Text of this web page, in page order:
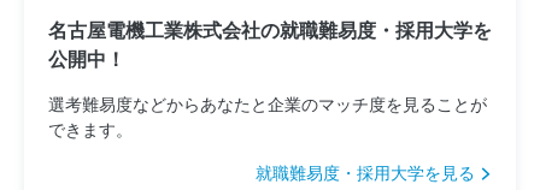
名古屋電機工業株式会社の就職難易度・採用大学を
公開中！
選考難易度などからあなたと企業のマッチ度を見ることが
できます。
就職難易度・採用大学を見る